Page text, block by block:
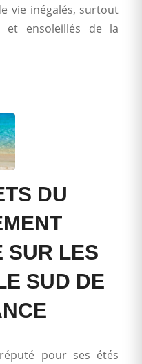
vie inégalés, surtout
et ensoleillés de la
DU
SUR LES
SUD DE
pour ses étés